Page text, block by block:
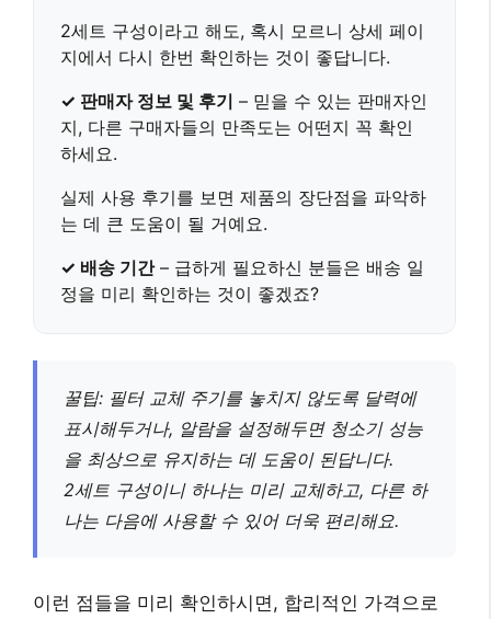
2세트 구성이라고 해도, 혹시 모르니 상세 페이
지에서 다시 한번 확인하는 것이 좋답니다.
✓ 판매자 정보 및 후기 – 믿을 수 있는 판매자인
지, 다른 구매자들의 만족도는 어떤지 꼭 확인
하세요.
실제 사용 후기를 보면 제품의 장단점을 파악하
는 데 큰 도움이 될 거예요.
✓ 배송 기간– 급하게 필요하신 분들은 배송 일
정을 미리 확인하는 것이 좋겠죠?
꿀팁: 필터 교체 주기를 놓치지 않도록 달력에
표시해두거나, 알람을 설정해두면 청소기 성능
을 최상으로 유지하는 데 도움이 된답니다.
2세트 구성이니 하나는 미리 교체하고, 다른 하
나는 다음에 사용할 수 있어 더욱 편리해요.
이런 점들을 미리 확인하시면, 합리적인 가격으로